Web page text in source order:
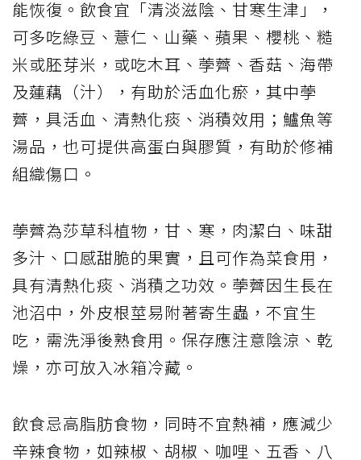
能恢復。飲食宜「清淡滋陰、甘寒生津」，
可多吃綠豆、薏仁、山藥、蘋果、櫻桃、糙
米或胚芽米，或吃木耳、荸薺、香菇、海帶
及蓮藕（汁），有助於活血化瘀，其中荸
薺，具活血、清熱化痰、消積效用；鱸魚等
湯品，也可提供高蛋白與膠質，有助於修補
組織傷口。
荸薺為莎草科植物，甘、寒，肉潔白、味甜
多汁、口感甜脆的果實，且可作為菜食用，
具有清熱化痰、消積之功效。荸薺因生長在
池沼中，外皮根莖易附著寄生蟲，不宜生
吃，需洗淨後熟食用。保存應注意陰涼、乾
燥，亦可放入冰箱冷藏。
飲食忌高脂肪食物，同時不宜熱補，應減少
辛辣食物，如辣椒、胡椒、咖哩、五香、八